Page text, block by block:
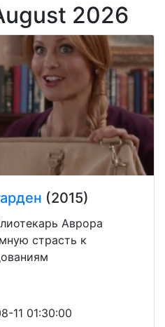
2026
(2015)
Аврора
страсть к
11 01:30:00